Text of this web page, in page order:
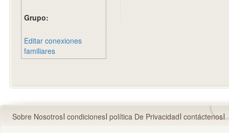
Grupo:
Editar conexiones
familiares
Sobre Nosotros condiciones política De Privacidad contáctenos